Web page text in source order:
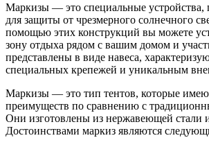
Маркизы — это специальные устройства,
для защиты от чрезмерного солнечного
помощью этих конструкций вы можете
зону отдыха рядом с вашим домом и
представлены в виде навеса,
специальных крепежей и уникальным
Маркизы — это тип тентов, которые
преимуществ по сравнению с
Они изготовлены из нержавеющей стали
Достоинствами маркиз являются